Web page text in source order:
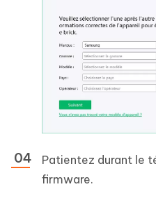
Patientez durant le
firmware.